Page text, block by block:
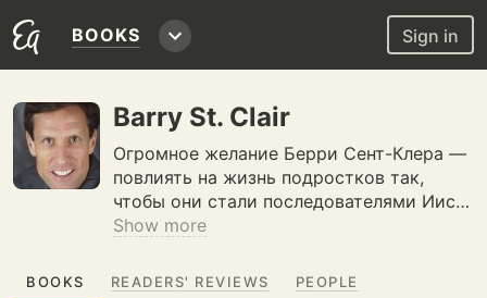
BOOKS Sign in
Barry St. Clair
Огромное желание Берри Сент-Клера —
повлиять на жизнь подростков так,
чтобы они стали последователями Иис…
Show more
BOOKS READERS' REVIEWS PEOPLE